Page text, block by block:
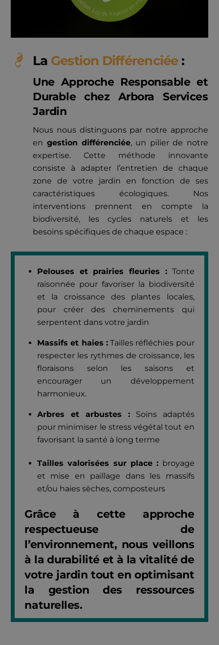
La Gestion Différenciée:
Une Approche Responsableet
Durable chez Arbora Services
Jardin
Nous nous distinguons par notre approche
en gestion différenciée, un pilier de notre
expertise. Cette méthode innovante
consiste à adapter l’entretien de chaque
zone de votre jardin en fonction de ses
caractéristiques écologiques. Nos
interventions prennent en compte la
biodiversité, les cycles naturels et les
besoins spécifiques de chaque espace :
Pelouses et prairies fleuries :Tonte
raisonnée pour favoriser la biodiversité
et la croissance des plantes locales,
pour créer des cheminements qui
serpentent dans votre jardin
Massifs et haies :Tailles réfléchies pour
respecter les rythmes de croissance, les
floraisons selon les saisons et
encourager un développement
harmonieux.
Arbres et arbustes :Soins adaptés
pour minimiser le stress végétal tout en
favorisant la santé à long terme
Tailles valorisées sur place : broyage
et mise en paillage dans les massifs
et/ou haies sèches, composteurs
Grâce à cette approche
respectueuse de
l’environnement, nous veillons
à la durabilité et à la vitalité de
votre jardin tout en optimisant
la gestion des ressources
naturelles.